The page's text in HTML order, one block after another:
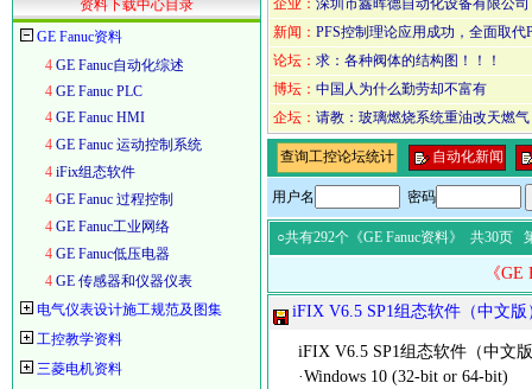
资料下载中心目录
GE Fanuc资料
4 GE Fanuc自动化综述
4 GE Fanuc PLC
4 GE Fanuc HMI
4 GE Fanuc 运动控制系统
4 iFix组态软件
4 GE Fanuc 过程控制
4 GE Fanuc工业网络
4 GE Fanuc低压电器
4 GE 传感器和仪器仪表
电气仪表设计施工规范及图集
工控教学资料
三菱电机资料
企业： 深圳市鑫晖德自动化设备有限公司
新闻： PFS控制理论应用成功，全面取代
论坛： 求：各种阀体的结构图！！！
博坛： 中国人为什么勤劳却不富有
企坛： 请教：玻璃燃烧系统重油改天燃
查询工控论坛统计 自动化新闻
用户名 密码
○共有292个《GE Fanuc资料》 共30页
《
iFIX V6.5 SP1组态软件（中文版
iFIX V6.5 SP1组态软件（中文
·Windows 10 (32-bit or 64-bit)